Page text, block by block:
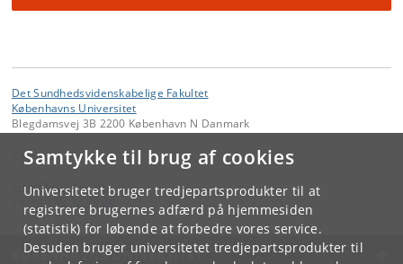
Samtykke til brug af cookies
Universitetet bruger tredjepartsprodukter til at
registrere brugernes adfærd på hjemmesiden
(statistik) for løbende at forbedre vores service.
Desuden bruger universitetet tredjepartsprodukter til
Det Sundhedsvidenskabelige Fakultet
Københavns Universitet
Blegdamsvej 3B 2200 København N Danmark
Kontakt:
email @sund.ku.dk
KØBENHAVNS UNIVERSITET